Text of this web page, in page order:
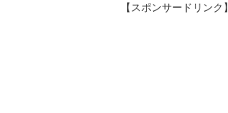
【スポンサードリンク】